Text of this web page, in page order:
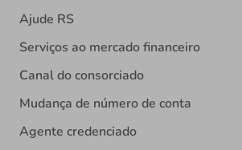
Ajude RS
Serviços ao mercado financeiro
Canal do consorciado
Mudança de número de conta
Agente credenciado